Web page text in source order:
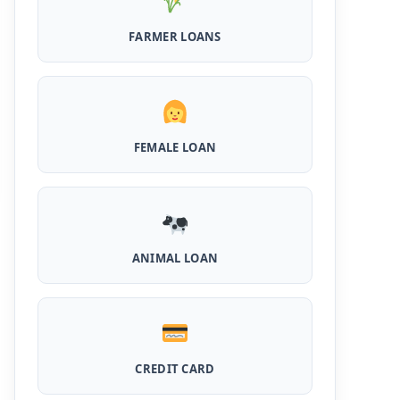
है पुरे 50 हजार तक का लोन, ना सिबिल ना इनकम प्रूफ
Airtel Payment Bank Loan Online Apply:
अब एयरटेल पेमेंट बैंक से ले सकते हैं पुरे 5 लाख रूपए का
Flipkart Loan Apply Online: इस प्रकार बिना
किसी झंझट से फ्लिपकार्ट से ले सकते है एक लाख तक का
कैनरा बैंक से घर बैठे ले सकते है 20 लाख तक का लोन, अभी
क्रेडिट कार्ड, घर बैठे मिलता है सबसे सस्ता 5 लाख तक का
लोन
महिलाओं के लिए ये 5 लोन होते है ब्याज फ्री, छोटी किस्तों में
आसानी से कर सकती है भुगतान
FARMER LOANS
FEMALE LOAN
ANIMAL LOAN
CREDIT CARD